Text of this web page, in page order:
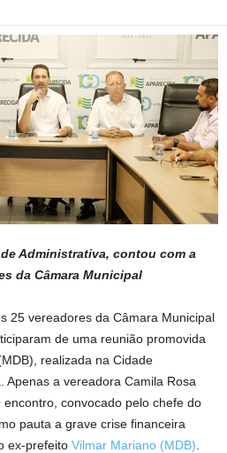
Administrativa, contou com a
da Câmara Municipal
25 vereadores da Câmara Municipal
de uma reunião promovida
realizada na Cidade
Apenas a vereadora Camila Rosa
convocado pelo chefe do
pauta a grave crise financeira
ex-prefeito Vilmar Mariano (MDB)